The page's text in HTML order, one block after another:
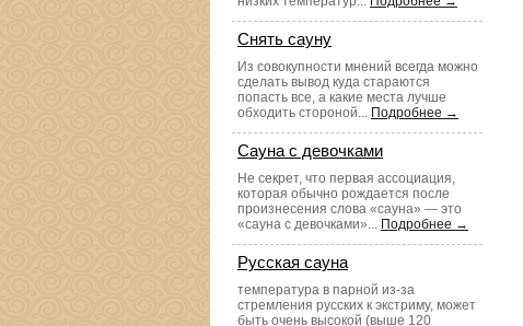
Снять сауну
Из совокупности мнений всегда можно
сделать вывод куда стараются
попасть все, а какие места лучше
обходить стороной... Подробнее →
Сауна с девочками
Не секрет, что первая ассоциация,
которая обычно рождается после
произнесения слова «сауна» — это
«сауна с девочками»... Подробнее →
Русская сауна
температура в парной из-за
стремления русских к экстриму, может
быть очень высокой (выше 120